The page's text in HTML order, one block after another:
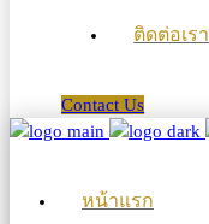
ติดต่อเรา
Contact Us
หน้าแรก